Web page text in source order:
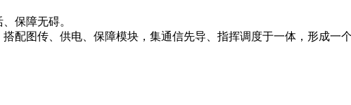
保障无碍。
配图传、供电、保障模块，集通信先导、指挥调度于一体，形成一